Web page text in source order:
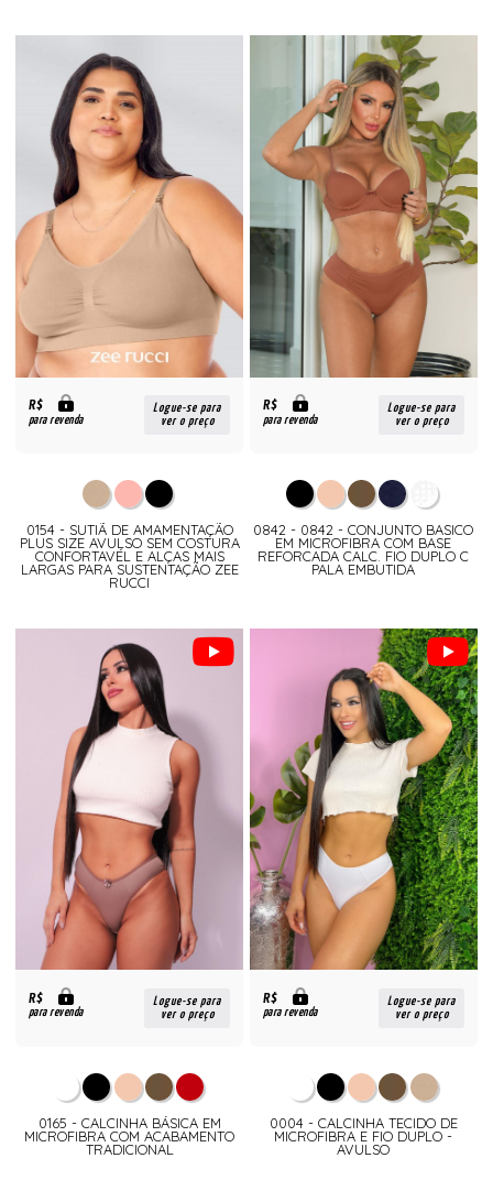
R$
para revenda
Logue-se para
ver o preço
0154 - SUTIÃ DE AMAMENTAÇÃO
PLUS SIZE AVULSO SEM COSTURA
CONFORTAVÉL E ALÇAS MAIS
LARGAS PARA SUSTENTAÇÃO ZEE
RUCCI
R$
para revenda
Logue-se para
ver o preço
0842 - 0842 - CONJUNTO BASICO
EM MICROFIBRA COM BASE
REFORCADA CALC. FIO DUPLO C
PALA EMBUTIDA
R$
para revenda
Logue-se para
ver o preço
0165 - CALCINHA BÁSICA EM
MICROFIBRA COM ACABAMENTO
TRADICIONAL
R$
para revenda
Logue-se para
ver o preço
0004 - CALCINHA TECIDO DE
MICROFIBRA E FIO DUPLO -
AVULSO